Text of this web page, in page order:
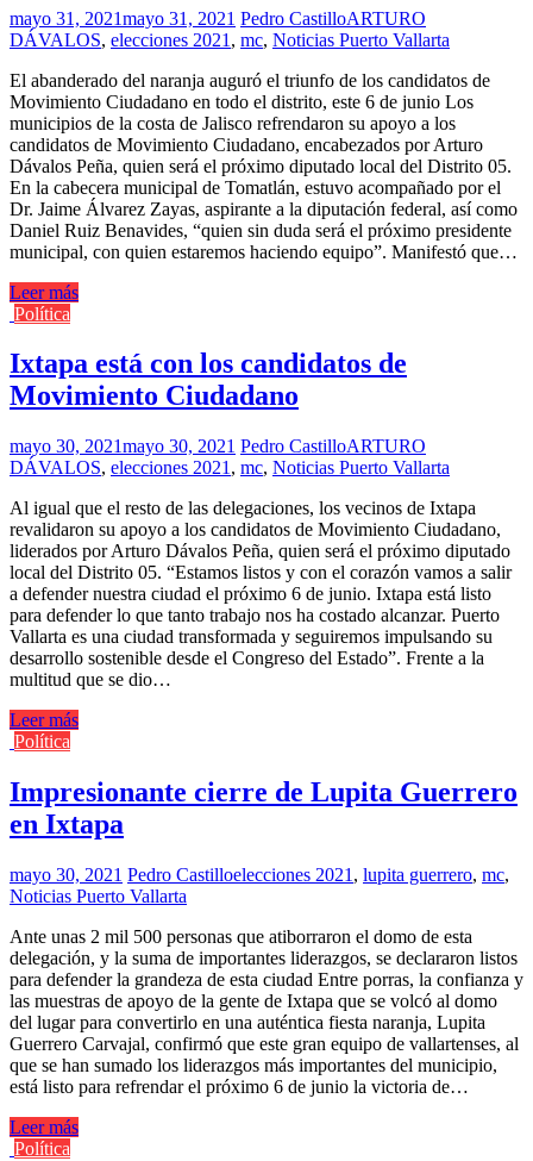
mayo 31, 2021mayo 31, 2021 Pedro CastilloARTURO
DÁVALOS, elecciones 2021 , mc, Noticias Puerto Vallarta
El abanderado del naranja auguró el triunfo de los candidatos de
Movimiento Ciudadano en todo el distrito, este 6 de junio Los
municipios de la costa de Jalisco refrendaron su apoyo a los
candidatos de Movimiento Ciudadano, encabezados por Arturo
Dávalos Peña, quien será el próximo diputado local del Distrito 05.
En la cabecera municipal de Tomatlán, estuvo acompañado por el
Dr. Jaime Álvarez Zayas, aspirante a la diputación federal, así como
Daniel Ruiz Benavides, “quien sin duda será el próximo presidente
municipal, con quien estaremos haciendo equipo”. Manifestó que…
Leer más
Política
Ixtapa está con los candidatos de
Movimiento Ciudadano
mayo 30, 2021mayo 30, 2021 Pedro CastilloARTURO
DÁVALOS, elecciones 2021 , mc, Noticias Puerto Vallarta
Al igual que el resto de las delegaciones, los vecinos de Ixtapa
revalidaron su apoyo a los candidatos de Movimiento Ciudadano,
liderados por Arturo Dávalos Peña, quien será el próximo diputado
local del Distrito 05. “Estamos listos y con el corazón vamos a salir
a defender nuestra ciudad el próximo 6 de junio. Ixtapa está listo
para defender lo que tanto trabajo nos ha costado alcanzar. Puerto
Vallarta es una ciudad transformada y seguiremos impulsando su
desarrollo sostenible desde el Congreso del Estado”. Frente a la
multitud que se dio…
Leer más
Política
Impresionante cierre de Lupita Guerrero
en Ixtapa
mayo 30, 2021 Pedro Castilloelecciones 2021 , lupita guerrero, mc,
Noticias Puerto Vallarta
Ante unas 2 mil 500 personas que atiborraron el domo de esta
delegación, y la suma de importantes liderazgos, se declararon listos
para defender la grandeza de esta ciudad Entre porras, la confianza y
las muestras de apoyo de la gente de Ixtapa que se volcó al domo
del lugar para convertirlo en una auténtica fiesta naranja, Lupita
Guerrero Carvajal, confirmó que este gran equipo de vallartenses, al
que se han sumado los liderazgos más importantes del municipio,
está listo para refrendar el próximo 6 de junio la victoria de…
Leer más
Política